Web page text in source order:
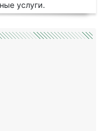
услуги.